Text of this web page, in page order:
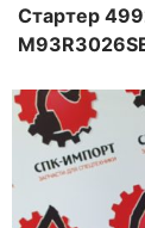
Стартер